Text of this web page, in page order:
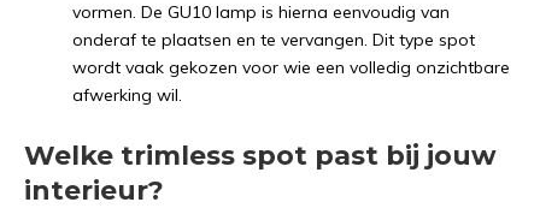
vormen. De GU10 lamp is hierna eenvoudig van
onderaf te plaatsen en te vervangen. Dit type spot
wordt vaak gekozen voor wie een volledig onzichtbare
afwerking wil.
Welke trimless spot past bij jouw
interieur?